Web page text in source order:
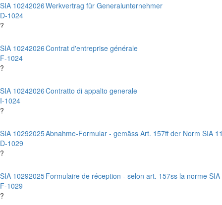
SIA 1024
D-1024
?
2026Werkvertrag für Generalunternehmer
SIA 1024
F-1024
?
2026Contrat d'entreprise générale
SIA 1024
I-1024
?
2026Contratto di appalto generale
SIA 1029
D-1029
?
2025Abnahme-Formular - gemäss Art. 157ff der Norm SIA
SIA 1029
F-1029
?
2025Formulaire de réception - selon art. 157ss la norme SIA